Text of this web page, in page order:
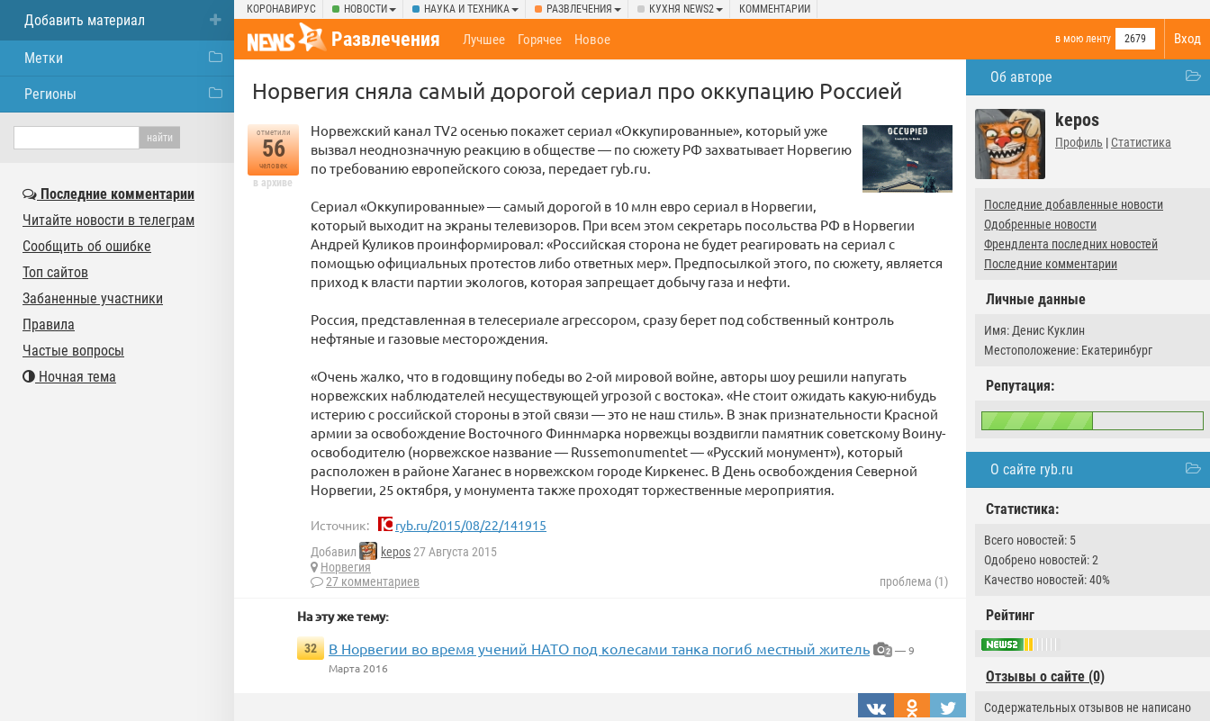
КОРОНАВИРУС НОВОСТИ НАУКА И ТЕХНИКА РАЗВЛЕЧЕНИЯ КУХНЯ NEWS2 КОММЕНТАРИИ
Вход
Развлечения в мою ленту 2679
Лучшее Горячее Новое
Об авторе
kepos
Профиль | Статистика
Последние добавленные новости
Одобренные новости
Френдлента последних новостей
Последние комментарии
Личные данные
Имя: Денис Куклин
Местоположение: Екатеринбург
Репутация:
О сайте ryb.ru
Статистика:
Всего новостей: 5
Одобрено новостей: 2
Качество новостей: 40%
Рейтинг
Отзывы о сайте (0)
Содержательных отзывов не написано
Норвегия сняла самый дорогой сериал про оккупацию Россией
отметили
56
человек
в архиве
Норвежский канал TV2 осенью покажет сериал «Оккупированные», который уже
вызвал неоднозначную реакцию в обществе — по сюжету РФ захватывает Норвегию
по требованию европейского союза, передает ryb.ru.
Сериал «Оккупированные» — самый дорогой в 10 млн евро сериал в Норвегии,
который выходит на экраны телевизоров. При всем этом секретарь посольства РФ в Норвегии
Андрей Куликов проинформировал: «Российская сторона не будет реагировать на сериал с
помощью официальных протестов либо ответных мер». Предпосылкой этого, по сюжету, является
приход к власти партии экологов, которая запрещает добычу газа и нефти.
Россия, представленная в телесериале агрессором, сразу берет под собственный контроль
нефтяные и газовые месторождения.
«Очень жалко, что в годовщину победы во 2-ой мировой войне, авторы шоу решили напугать
норвежских наблюдателей несуществующей угрозой с востока». «Не стоит ожидать какую-нибудь
истерию с российской стороны в этой связи — это не наш стиль». В знак признательности Красной
армии за освобождение Восточного Финнмарка норвежцы воздвигли памятник советскому Воину-
освободителю (норвежское название — Russemonumentet — «Русский монумент»), который
расположен в районе Хаганес в норвежском городе Киркенес. В День освобождения Северной
Норвегии, 25 октября, у монумента также проходят торжественные мероприятия.
Источник: ryb.ru/2015/08/22/141915
Добавил kepos27 Августа 2015
Норвегия
27 комментариев
проблема (1)
На эту же тему:
32 В Норвегии во время учений НАТО под колесами танка погиб местный житель 2 — 9
Марта 2016
Добавить материал
Метки
Регионы
Последние комментарии
Читайте новости в телеграм
Сообщить об ошибке
Топ сайтов
Забаненные участники
Правила
Частые вопросы
Ночная тема